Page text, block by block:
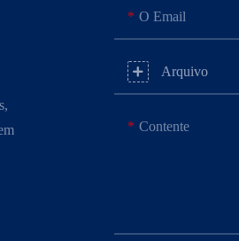
O Email
Arquivo
Contente